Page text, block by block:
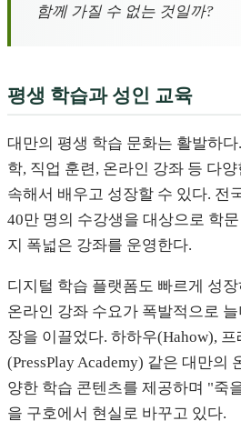
함께 가질 수 없는 것일까?
평생 학습과 성인 교육
대만의 평생 학습 문화는 활발하
학, 직업 훈련, 온라인 강좌 등 다
속해서 배우고 성장할 수 있다. 전
40만 명의 수강생을 대상으로 학
지 폭넓은 강좌를 운영한다.
디지털 학습 플랫폼도 빠르게 성
온라인 강좌 수요가 폭발적으로
장을 이끌었다. 하하우(Hahow), 프
(PressPlay Academy) 같은 대만의
양한 학습 콘텐츠를 제공하며 "죽
을 구호에서 현실로 바꾸고 있다.